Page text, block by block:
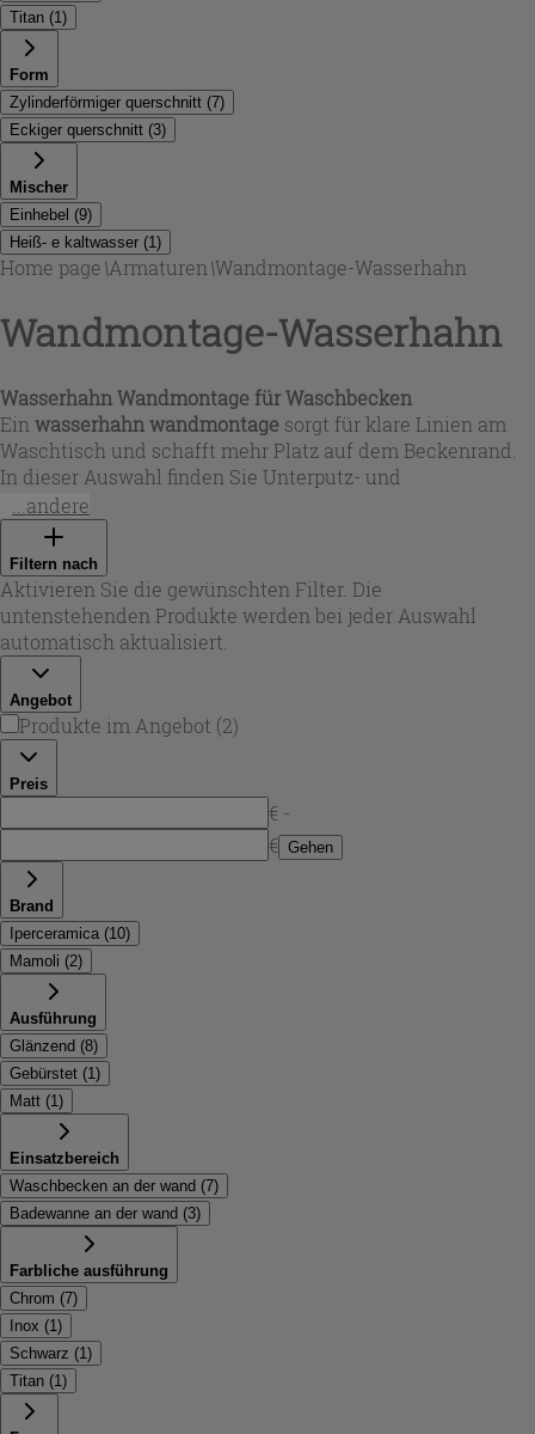
Titan (1)
Form
Zylinderförmiger querschnitt (7)
Eckiger querschnitt (3)
Mischer
Einhebel (9)
Heiß- e kaltwasser (1)
Home page\Armaturen \Wandmontage-Wasserhahn
Wandmontage-Wasserhahn
Wasserhahn Wandmontage für Waschbecken
Ein wasserhahn wandmontage sorgt für klare Linien am
Waschtisch und schafft mehr Platz auf dem Beckenrand.
In dieser Auswahl finden Sie Unterputz- und
Wandlösungen mit Einhebel- oder Zweigriffbedienung,
passend für moderne wie klassische Bäder. Je nach Modell
ist der Auslauf mit Strahlregler ausgestattet, um den
Wasserfluss gleichmäßig und angenehm zu halten. Wer
eine aufgeräumte Optik bevorzugt, setzt auf einen
wasserhahn in der wand mit sauberem Übergang zur
Keramik.
...andere
Filtern nach
Aktivieren Sie die gewünschten Filter. Die
untenstehenden Produkte werden bei jeder Auswahl
automatisch aktualisiert.
Angebot
Produkte im Angebot (2)
Preis
€ -
€ Gehen
Brand
Iperceramica (10)
Mamoli (2)
Ausführung
Glänzend (8)
Gebürstet (1 )
Matt (1 )
Einsatzbereich
Waschbecken an der wand (7)
Badewanne an der wand (3)
Farbliche ausführung
Chrom (7)
Inox (1 )
Schwarz (1 )
Titan (1 )